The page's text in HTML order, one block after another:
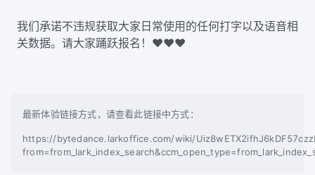
我们承诺不违规获取大家日常使用的任何打字以及语音相
关数据。请大家踊跃报名！❤️❤️❤️
最新体验链接方式，请查看此链接中方式：
https://bytedance.larkoffice.com/wiki/